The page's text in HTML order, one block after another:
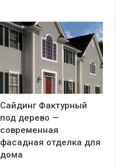
Сайдинг Фактурный
под дерево —
современная
фасадная отделка для
дома